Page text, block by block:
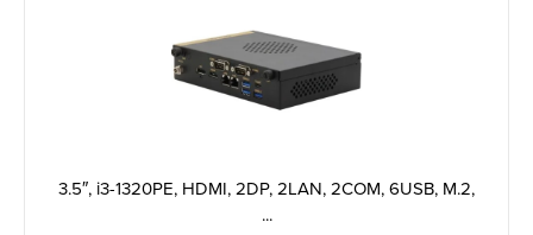
3.5″, i3-1320PE, HDMI, 2DP, 2LAN, 2COM, 6USB, M.2,
...